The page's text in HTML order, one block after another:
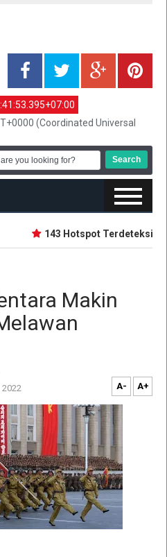
(Coordinated Universal
143 Hotspot Terdeteksi di
Makin
2022 A- A+